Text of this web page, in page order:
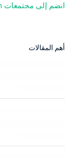
انضم إلى مجتمعات KuCoin العالمية
أهم المقالات